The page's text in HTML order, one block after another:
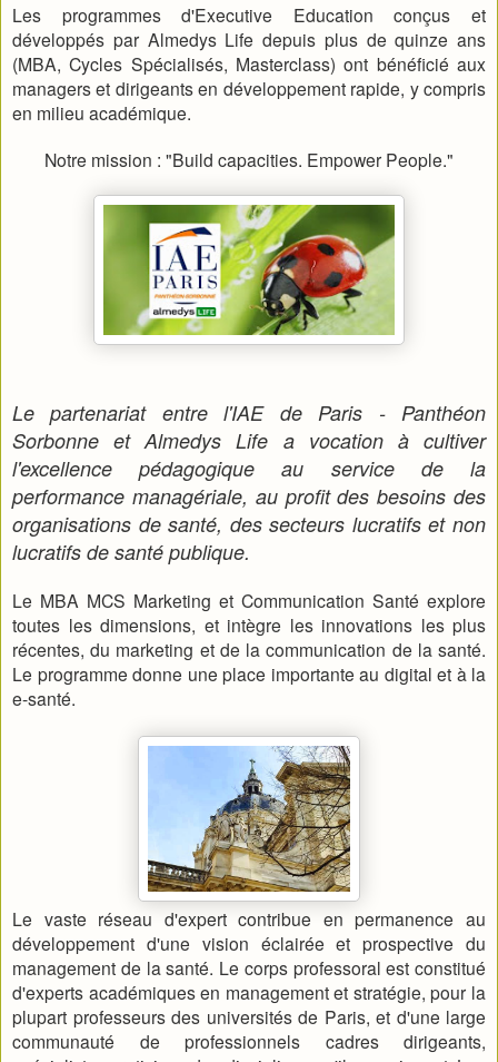
Les programmes d'Executive Education conçus et
développés par Almedys Life depuis plus de quinze ans
(MBA, Cycles Spécialisés, Masterclass) ont bénéficié aux
managers et dirigeants en développement rapide, y compris
en milieu académique.
Notre mission : "Build capacities. Empower People."
Le partenariat entre l'IAE de Paris - Panthéon
Sorbonne et Almedys Life a vocation à cultiver
l'excellence pédagogique au service de la
performance managériale, au profit des besoins des
organisations de santé, des secteurs lucratifs et non
lucratifs de santé publique.
Le MBA MCS Marketing et Communication Santé explore
toutes les dimensions, et intègre les innovations les plus
récentes, du marketing et de la communication de la santé.
Le programme donne une place importante au digital et à la
e-santé.
Le vaste réseau d'expert contribue en permanence au
développement d'une vision éclairée et prospective du
management de la santé. Le corps professoral est constitué
d'experts académiques en management et stratégie, pour la
plupart professeurs des universités de Paris, et d'une large
communauté de professionnels cadres dirigeants,